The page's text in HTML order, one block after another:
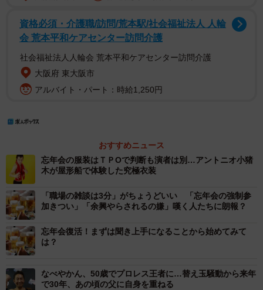
資格必須・介護職/訪問/荒本駅/社会福祉法人 人輪
会 荒本平和ケアセンター訪問介護
社会福祉法人人輪会 荒本平和ケアセンター訪問介護
大阪府 東大阪市
アルバイト・パート：時給1,250円
おすすめニュース
忘年会の服装はＴＰОで判断も演者は別…アントニオ小猪
木が屋形船で体験した究極衣装
「職場の雑談は3分」がちょうどいい 「忘年会の強制参
加きつい」「余興やらされるの嫌」嘆く人たちに朗報？
忘年会復活！まずは聞き上手になることから始めてみて
は？
なべやかん、50歳でプロレス王者に…替え玉騒動から来年
で30年、あの頃の父に自身を重ねる